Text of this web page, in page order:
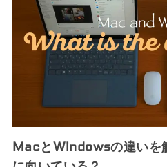
MacとWindowsの違いを